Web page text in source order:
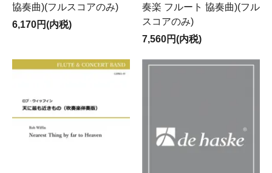
協奏曲)(フルスコアのみ)
6,170円(内税)
奏楽 フルート 協奏曲)(フル
スコアのみ)
7,560円(内税)